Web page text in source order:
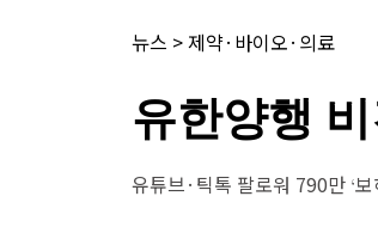
뉴스 > 제약·바이오·의료
유한양행
유튜브·틱톡 팔로워 790만 ‘